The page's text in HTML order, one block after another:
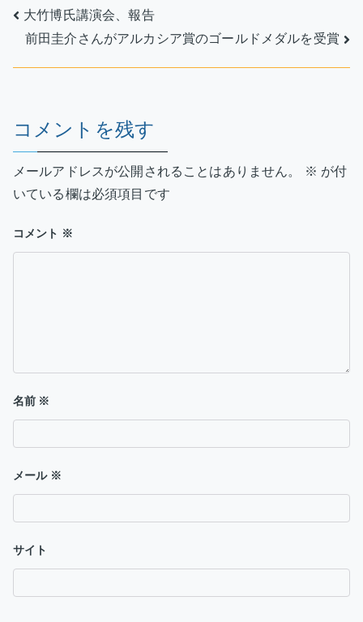
投
稿
ビ
ゲ
ー
シ
ョ
大竹博氏講演会、報告
前田圭介さんがアルカシア賞のゴールドメダルを受賞
コメントを残す
メールアドレスが公開されることはありません。 ※ が付
いている欄は必須項目です
コメント ※
名前 ※
メール ※
サイト